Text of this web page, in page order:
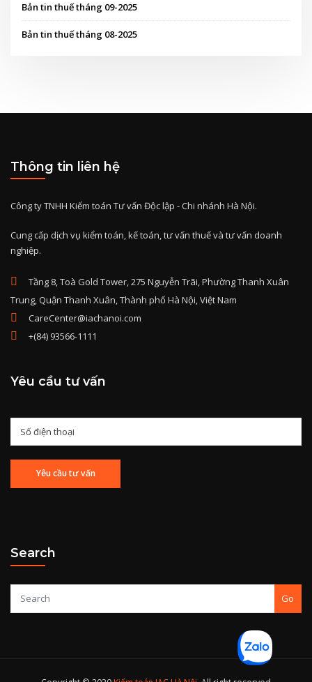
Bản tin thuế tháng 09-2025
Thông tin liên hệ
Cung cấp dịch vụ kiểm toán, kế toán, tư vấn thuế và tư vấn doanh
Tầng 8, Toà Gold Tower, 275 Nguyễn Trãi, Phường Thanh Xuân
Trung, Quận Thanh Xuân, Thành phố Hà Nội, Việt Nam
CareCenter@iachanoi.com
Search
Go